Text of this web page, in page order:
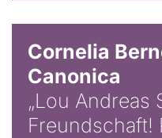
Cornelia
Canonica
„Lou Andreas
Freundschaft!